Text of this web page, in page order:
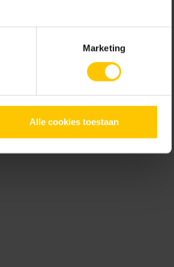
Marketing
Alle cookies toestaan
Border